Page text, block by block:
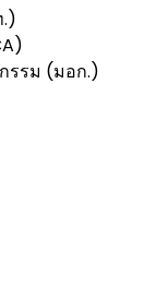
รรม (มอก.)